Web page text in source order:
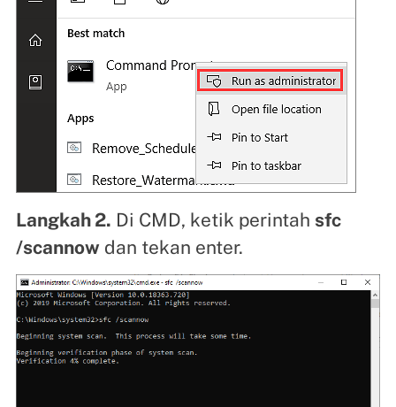
Langkah 2. Di CMD, ketik perintah sfc
/scannow dan tekan enter.